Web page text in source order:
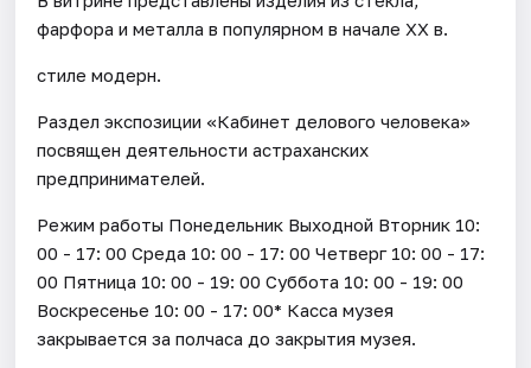
фарфора и металла в популярном в начале XX в.
стиле модерн.
Раздел экспозиции «Кабинет делового человека»
посвящен деятельности астраханских
предпринимателей.
Режим работы Понедельник Выходной Вторник 10:
00 - 17: 00 Среда 10: 00 - 17: 00 Четверг 10: 00 - 17:
00 Пятница 10: 00 - 19: 00 Суббота 10: 00 - 19: 00
Воскресенье 10: 00 - 17: 00* Касса музея
закрывается за полчаса до закрытия музея.